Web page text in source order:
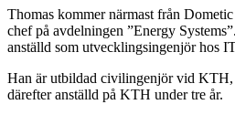
Thomas kommer närmast från
chef på avdelningen ”Energy
anställd som utvecklingsingenjör hos
Han är utbildad civilingenjör vid KTH,
därefter anställd på KTH under tre år.